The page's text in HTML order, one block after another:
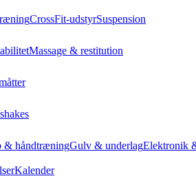
CrossFit-udstyrSuspension
Massage & restitution
& håndtræningGulv & underlagElektronik
Kalender